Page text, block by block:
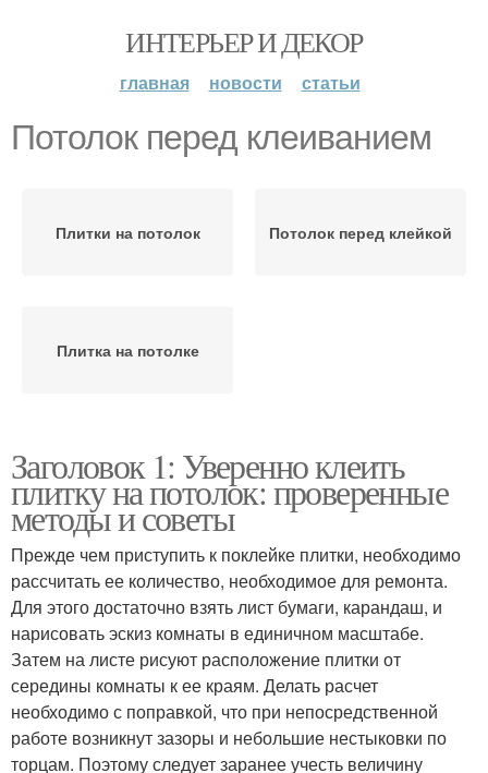
ИНТЕРЬЕР И ДЕКОР
главная новости статьи
Потолок перед клеиванием
Плитки на потолок Потолок перед клейкой
Плитка на потолке
Заголовок 1: Уверенно клеить
плитку на потолок: проверенные
методы и советы
Прежде чем приступить к поклейке плитки, необходимо
рассчитать ее количество, необходимое для ремонта.
Для этого достаточно взять лист бумаги, карандаш, и
нарисовать эскиз комнаты в единичном масштабе.
Затем на листе рисуют расположение плитки от
середины комнаты к ее краям. Делать расчет
необходимо с поправкой, что при непосредственной
работе возникнут зазоры и небольшие нестыковки по
торцам. Поэтому следует заранее учесть величину